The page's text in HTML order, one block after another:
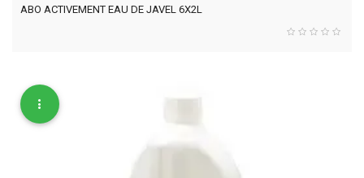
ABO ACTIVEMENT EAU DE JAVEL 6X2L